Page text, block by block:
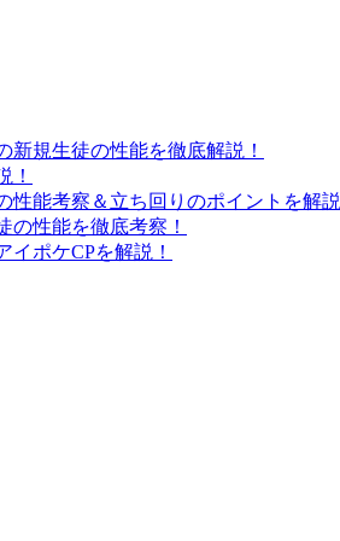
規生徒の性能を徹底解説！
！
性能考察＆立ち回りのポイントを解説
性能を徹底考察！
ポケCPを解説！